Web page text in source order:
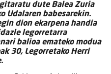
dute Balea Zuria
Udalaren babesarekin.
dion ekarpena handia
legorretarra
balioa emateko modua
30, Legorretako Herri